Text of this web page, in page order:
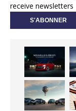
receive newsletters